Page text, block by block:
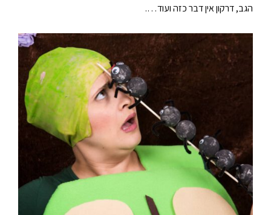
הגב, דרקון אין דבר כזה ועוד….